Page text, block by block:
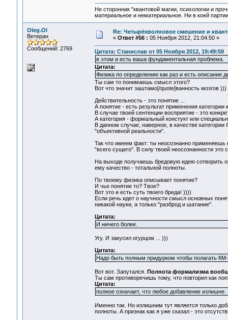
Не сторонник "квантовой магии, психологии и
материальное и нематериальное. Ни в коей
Oleg.Ol
Ветеран
Сообщений: 2769
Re: Четырёхволновое смешение и
« Ответ #56 : 05 Ноября 2012, 21:04:50 »
Цитата: Станислав от 05 Ноября 2012, 19:49:59
в этом и есть ваша фундаментальная проблема.
Цитата:
Физика по определению как раз и есть описание
Ты сам то понимаешь смысл этого?
Вот что значит заштамо[/quote]ванность мозгов )))
Действительность - это понятие ...
А понятие - есть результат применения категории
В случае твоей сентенции восприятие - это
А категория - формальный констукт или
В данном случае, наверное, в качестве
"объективной реальности".
Так что имеем факт: ты неосознанно
"всего сущего". В силу твоей неосознанности это
На выходе получаешь бредовую идею сотворить
ему качество - тотальной полноты.
По твоему физика описывает понятие?
И чье понятие то? Твое?
Вот это и есть суть твоего бреда! ))))
Если речь идет о научности смысл основных
никакой науки, а только "разброд и шатание".
Цитата:
И ничего более.
Угу. И закусил огурцом ... )))
Цитата:
Надо быть полным придурком чтобы полагать
Вот вот. Запутался.
Полнота формализма
Ты сам противоречишь тому, что повторил как
Цитата:
полное означает, что любое добавление излишне.
Именно так. Но излишним тут является только
полноты. А признак как я уже сказал - это